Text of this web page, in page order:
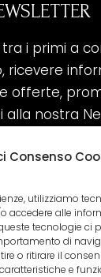
Consenso
utilizziamo
accedere alle
tecnologie ci
di
o ritirare il
e
tra i primi a
ricevere
offerte,
alla nostra
ORA!
SUI NOSTRI